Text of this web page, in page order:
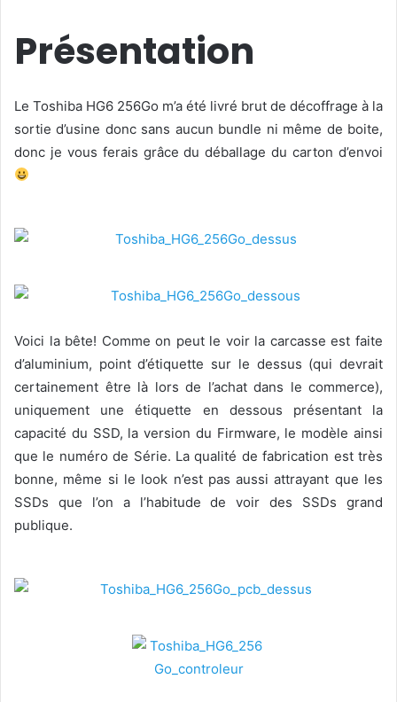
Présentation
Le Toshiba HG6 256Go m’a été livré brut de décoffrage à la
sortie d’usine donc sans aucun bundle ni même de boite,
donc je vous ferais grâce du déballage du carton d’envoi
Voici la bête! Comme on peut le voir la carcasse est faite
d’aluminium, point d’étiquette sur le dessus (qui devrait
certainement être là lors de l’achat dans le commerce),
uniquement une étiquette en dessous présentant la
capacité du SSD, la version du Firmware, le modèle ainsi
que le numéro de Série. La qualité de fabrication est très
bonne, même si le look n’est pas aussi attrayant que les
SSDs que l’on a l’habitude de voir des SSDs grand
publique.